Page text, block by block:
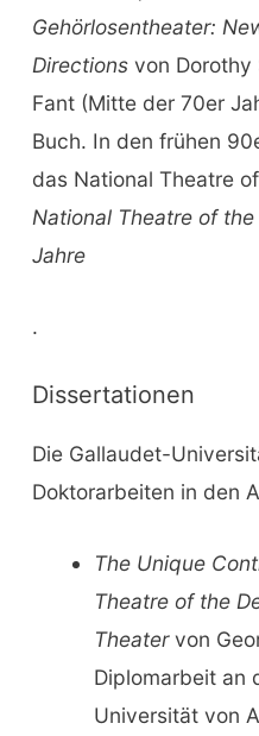
Gehörlosentheater:
Directionsvon Dorothy
Fant (Mitte der 70er
Buch. In den frühen
das National Theatre
National Theatre of the
Jahre
.
Dissertationen
Die Gallaudet-
Doktorarbeiten in den
The Unique
Theatre of the
Theatervon
Diplomarbeit an
Universität von